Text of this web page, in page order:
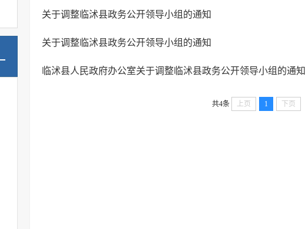
关于调整临沭县政务公开领导小组的通知
关于调整临沭县政务公开领导小组的通知
临沭县人民政府办公室关于调整临沭县政务公开领导小组的通知
共4条 上页 1 下页